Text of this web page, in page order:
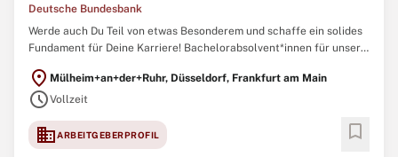
Deutsche Bundesbank
Werde auch Du Teil von etwas Besonderem und schaffe ein solides
Fundament für Deine Karriere! Bachelorabsolvent*innen für unser
Abwicklungssysteme Frankfurt am Main, Düsseldorf Vollzeit
(Teilzeit ist grundsätzlich möglich), befristet
location_on Mülheim+an+der+Ruhr, Düsseldorf, Frankfurt am Main
scheduleVollzeit
domainARBEITGEBERPROFIL bookmark